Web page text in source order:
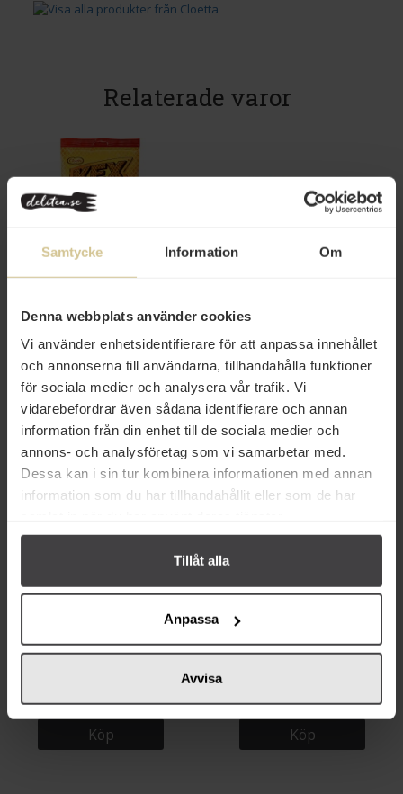
Samtycke Information Om
Denna webbplats använder cookies
Vi använder enhetsidentifierare för att anpassa innehållet
och annonserna till användarna, tillhandahålla funktioner
för sociala medier och analysera vår trafik. Vi
vidarebefordrar även sådana identifierare och annan
information från din enhet till de sociala medier och
annons- och analysföretag som vi samarbetar med.
Dessa kan i sin tur kombinera informationen med annan
information som du har tillhandahållit eller som de har
Tillåt alla
Anpassa
Avvisa
Relaterade varor
28 kr
Cloetta Kexchoklad Mini Påse
Köp
20 kr
Köp
Från samma varumärke
Köp Köp